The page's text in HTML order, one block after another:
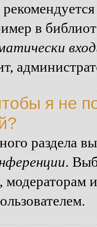
в
я не
раздела
.
модераторам